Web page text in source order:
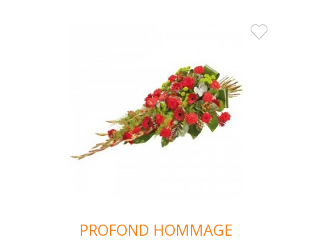
PROFOND HOMMAGE